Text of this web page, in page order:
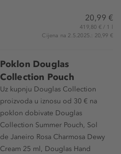
20,99 €
419,80 € / 1 l
Cijena na 2.5.2025.: 20,99 €
Poklon Douglas
Collection Pouch
Uz kupnju Douglas Collection
proizvoda u iznosu od 30 € na
poklon dobivate Douglas
Collection Summer Pouch, Sol
de Janeiro Rosa Charmosa Dewy
Cream 25 ml, Douglas Hand